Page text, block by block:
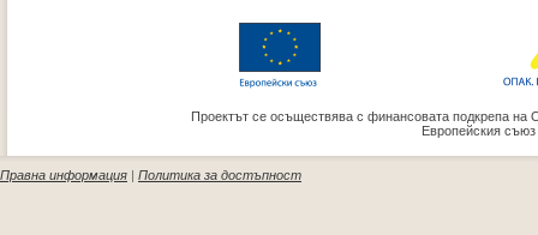
Проектът се осъществява с финансовата подкрепа на
Европейския
Правна информация | Политика за достъпност